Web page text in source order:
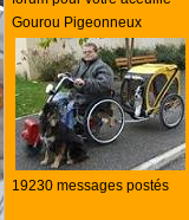
Gourou Pigeonneux
19230 messages postés